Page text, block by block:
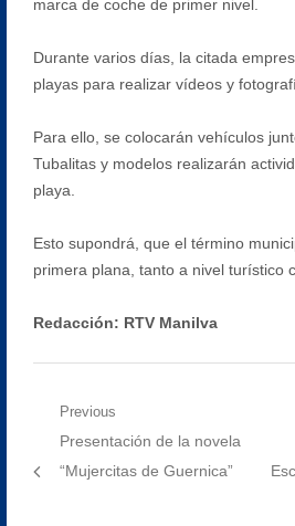
marca de coche de primer nivel.
Durante varios días, la citada
playas para realizar vídeos y
Para ello, se colocarán vehículos
Tubalitas y modelos realizarán
playa.
Esto supondrá, que el término
primera plana, tanto a nivel turístico
Redacción: RTV Manilva
Navegación
Previous
Previous
post:
Presentación de la novela
“Mujercitas de Guernica”